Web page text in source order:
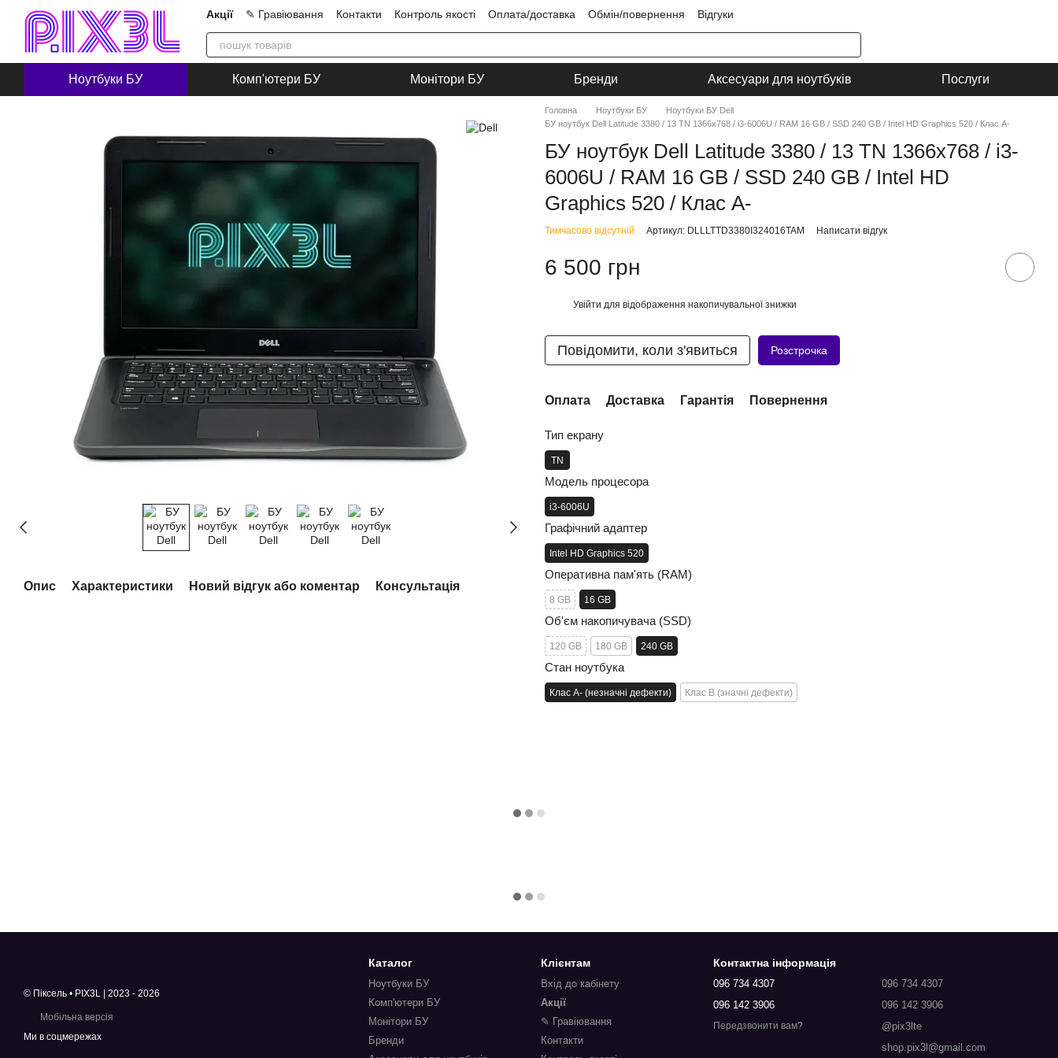
Перейти до основного контенту Акції ✎ Гравіювання Контакти Контроль якості Оплата/доставка Обмін/повернення
Відгуки
Про нас
Блог Співпраця Угода користувача
Ноутбуки БУ Комп'ютери БУ Монітори БУ Бренди Аксесуари для ноутбуків Послуги
Опис Характеристики Новий відгук або коментар Консультація
Головна Ноутбуки БУ
Ноутбуки БУ Dell
БУ ноутбук Dell Latitude 3380 / 13 TN 1366x768 / i3-6006U / RAM 16 GB / SSD 240 GB / Intel HD Graphics 520 / Клас A-
БУ ноутбук Dell Latitude 3380 / 13 TN 1366x768 / i3-
6006U / RAM 16 GB / SSD 240 GB / Intel HD
Graphics 520 / Клас A-
Тимчасово відсутній Артикул: DLLLTTD3380I324016TAM Написати відгук
6 500 грн
Увійти для відображення накопичувальної знижки
Повідомити, коли з'явиться Розстрочка
Оплата Доставка Гарантія Повернення
Тип екрану
TN
Модель процесора
i3-6006U
Графічний адаптер
Intel HD Graphics 520
Оперативна пам'ять (RAM)
8 GB 16 GB
Об'єм накопичувача (SSD)
120 GB 180 GB 240 GB
Стан ноутбука
Клас A- (незначні дефекти) Клас B (значні дефекти)
© Піксель • PIX3L | 2023 - 2026
Мобільна версія
Ми в соцмережах
Каталог
Ноутбуки БУ
Комп'ютери БУ
Монітори БУ
Бренди
Клієнтам
Вхід до кабінету
Акції
✎ Гравіювання
Контакти
Контактна інформація
096 734 4307
096 142 3906
Передзвонити вам?
096 734 4307
096 142 3906
@pix3lte
shop.pix3l@gmail.com